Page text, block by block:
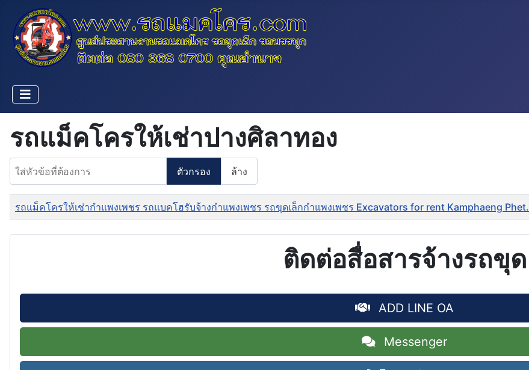
รถแม็คโครให้เช่าปางศิลาทอง
ใส่หัวข้อที่ต้องการ
ตัวกรอง ล้าง
ชื่อ
รถแม็คโครให้เช่ากำแพงเพชร รถแบคโฮรับจ้างกำแพงเพชร รถขุดเล็กกำแพงเพชร Excavators for rent Kamphaeng Phet.
ติดต่อสื่อสารจ้างรถขุด
ADD LINE OA
Messenger